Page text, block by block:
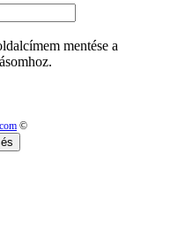
mentése a
©